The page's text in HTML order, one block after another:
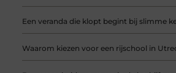
Een veranda die klopt begint bij slimme
Waarom kiezen voor een rijschool in